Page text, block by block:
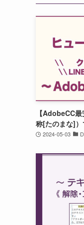
【AdobeCC
称[たのまな]
2024-05-03